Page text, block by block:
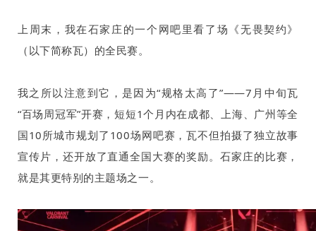
上周末，我在石家庄的一个网吧里看了场《无畏契约》
（以下简称瓦）的全民赛。
我之所以注意到它，是因为“规格太高了”——7 月中旬瓦
“百场周冠军”开赛，短短1个月内在成都、上海、广州等全
国10所城市规划了 100场网吧赛，瓦不但拍摄了独立故事
宣传片，还开放了直通全国大赛的奖励。石家庄的比赛，
就是其更特别的主题场之一。